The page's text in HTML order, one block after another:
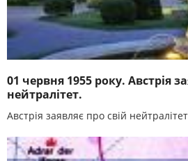
01 червня 1955 року. Австрія
нейтралітет.
Австрія заявляє про свій